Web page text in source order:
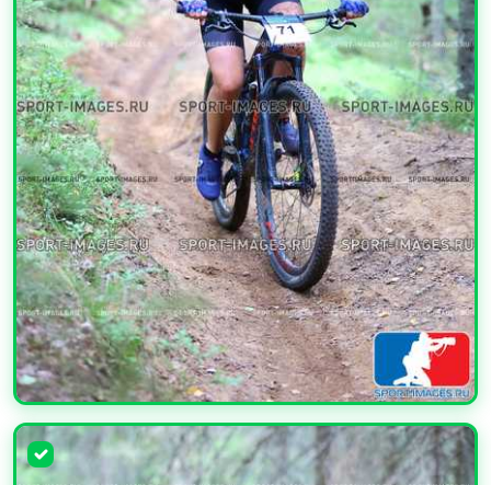
УВЕЛИЧИТЬ